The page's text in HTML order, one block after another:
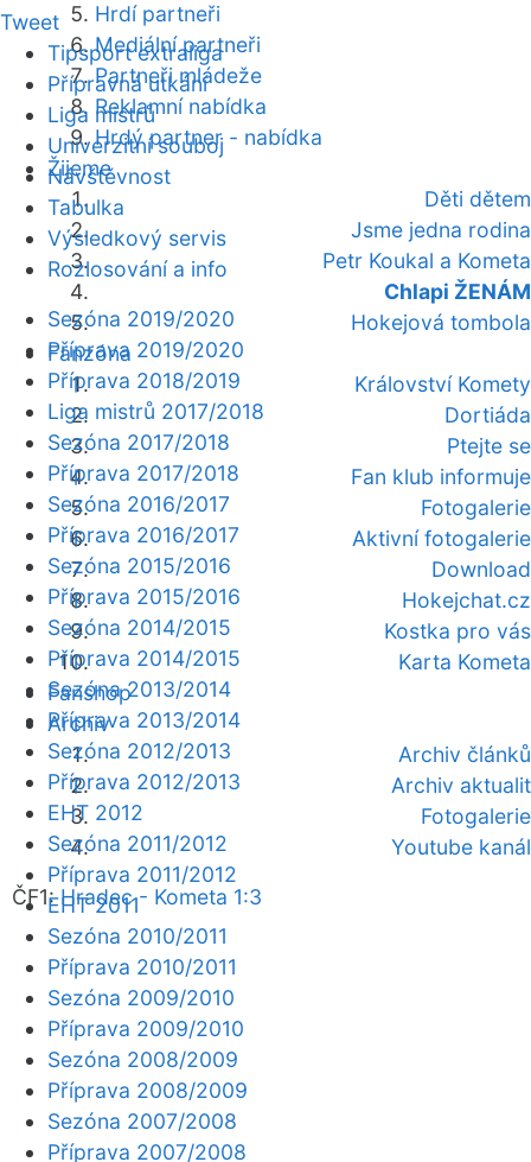
Hrdí partneři
Mediální partneři
Partneři mládeže
Reklamní nabídka
Hrdý partner - nabídka
Žijeme
Děti dětem
Jsme jedna rodina
Petr Koukal a Kometa
Chlapi ŽENÁM
Hokejová tombola
Fanzóna
Království Komety
Dortiáda
Ptejte se
Fan klub informuje
Fotogalerie
Aktivní fotogalerie
Download
Hokejchat.cz
Kostka pro vás
Karta Kometa
Fanshop
Archiv
Archiv článků
Archiv aktualit
Fotogalerie
Youtube kanál
ČF1:Hradec - Kometa 1:3
Tweet
Tipsport extraliga
Přípravná utkání
Liga mistrů
Univerzitní souboj
Návštěvnost
Tabulka
Výsledkový servis
Rozlosování a info
Sezóna 2019/2020
Příprava 2019/2020
Příprava 2018/2019
Liga mistrů 2017/2018
Sezóna 2017/2018
Příprava 2017/2018
Sezóna 2016/2017
Příprava 2016/2017
Sezóna 2015/2016
Příprava 2015/2016
Sezóna 2014/2015
Příprava 2014/2015
Sezóna 2013/2014
Příprava 2013/2014
Sezóna 2012/2013
Příprava 2012/2013
EHT 2012
Sezóna 2011/2012
Příprava 2011/2012
EHT 2011
Sezóna 2010/2011
Příprava 2010/2011
Sezóna 2009/2010
Příprava 2009/2010
Sezóna 2008/2009
Příprava 2008/2009
Sezóna 2007/2008
Příprava 2007/2008